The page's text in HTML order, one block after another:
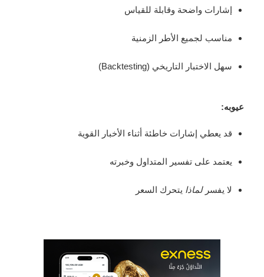
إشارات واضحة وقابلة للقياس
مناسب لجميع الأطر الزمنية
سهل الاختبار التاريخي (Backtesting)
عيوبه:
قد يعطي إشارات خاطئة أثناء الأخبار القوية
يعتمد على تفسير المتداول وخبرته
لا يفسرلماذا يتحرك السعر